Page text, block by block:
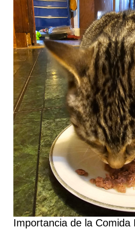
Importancia de la Comida
para
Gatos:
Beneficios
y
Consejos